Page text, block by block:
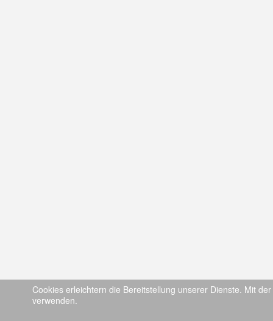
Cookies erleichtern die Bereitstellung unserer Dienste. Mit
verwenden.